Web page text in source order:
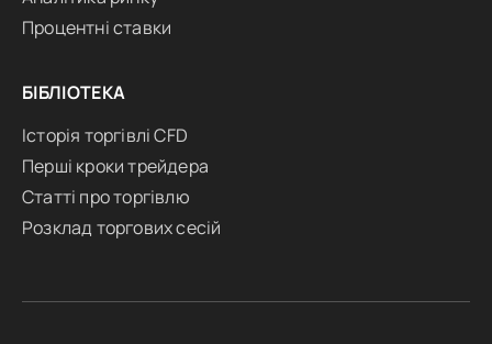
Процентні ставки
БІБЛІОТЕКА
Історія торгівлі CFD
Перші кроки трейдера
Статті про торгівлю
Розклад торгових сесій